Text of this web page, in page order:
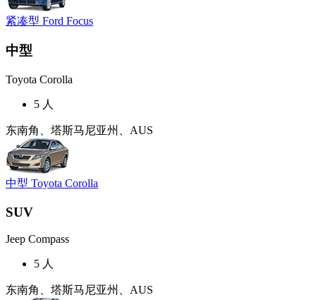
紧凑型 Ford Focus
中型
Toyota Corolla
5 人
东南角、塔斯马尼亚州、AUS
中型 Toyota Corolla
SUV
Jeep Compass
5 人
东南角、塔斯马尼亚州、AUS